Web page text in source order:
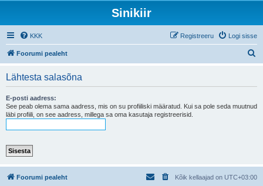
Sinikiir
KKK Logi sisse
Registreeru
Foorumi pealeht
Lähtesta salasõna
E-posti aadress:
See peab olema sama aadress, mis on su profiiliski määratud. Kui sa pole seda muutnud
läbi profiili, on see aadress, millega sa oma kasutaja registreerisid.
Foorumi pealeht Kõik kellaajad on UTC+03:00